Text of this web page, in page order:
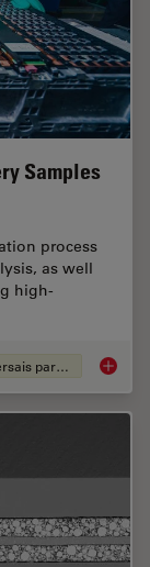
Samples
process
as well
high-
Análise de cortes transversais para componentes eletrônicos How to